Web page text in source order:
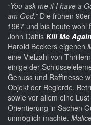
“You ask me if I have a
am God.”Die frühen
1967 und bis heute wohl
John Dahls Kill Me
Harold Beckers eigenen
eine Vielzahl von
einige der
Genuss und Raffinesse
Objekt der Begierde,
sowie vor allem eine
Orientierung in Sachen
unmöglich machte.